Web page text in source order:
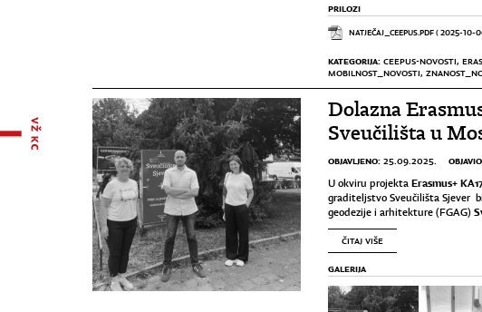
PRILOZI
NATJEČAJ_CEEPUS.PDF( 2025-10-
KATEGORIJA: CEEPUS-NOVOSTI,
MOBILNOST_NOVOSTI,
Dolazna
Sveučilišta u
OBJAVLJENO: 25.09.2025.
U okviru projekta Erasmus+
graditeljstvo Sveučilišta Sjever
geodezije i arhitekture (FGAG)
ČITAJ VIŠE
GALERIJA